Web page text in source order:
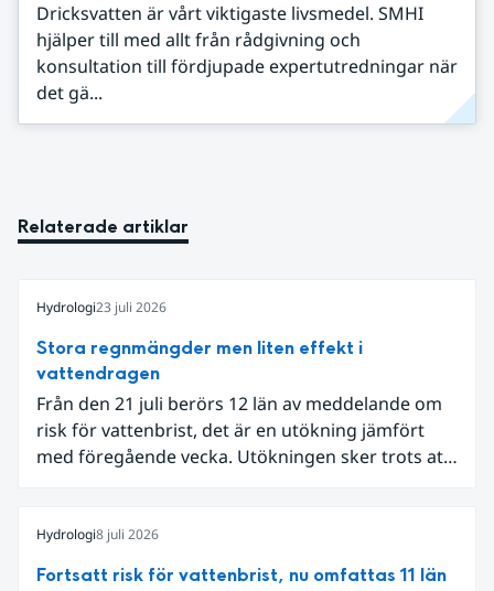
Dricksvatten är vårt viktigaste livsmedel. SMHI
hjälper till med allt från rådgivning och
konsultation till fördjupade expertutredningar när
det gä...
Relaterade artiklar
Hydrologi23 juli 2026
Stora regnmängder men liten effekt i
vattendragen
Från den 21 juli berörs 12 län av meddelande om
risk för vattenbrist, det är en utökning jämfört
med föregående vecka. Utökningen sker trots att
och att det på en del håll då kom rikliga
nederbördsmängder.
Hydrologi8 juli 2026
Fortsatt risk för vattenbrist, nu omfattas 11 län